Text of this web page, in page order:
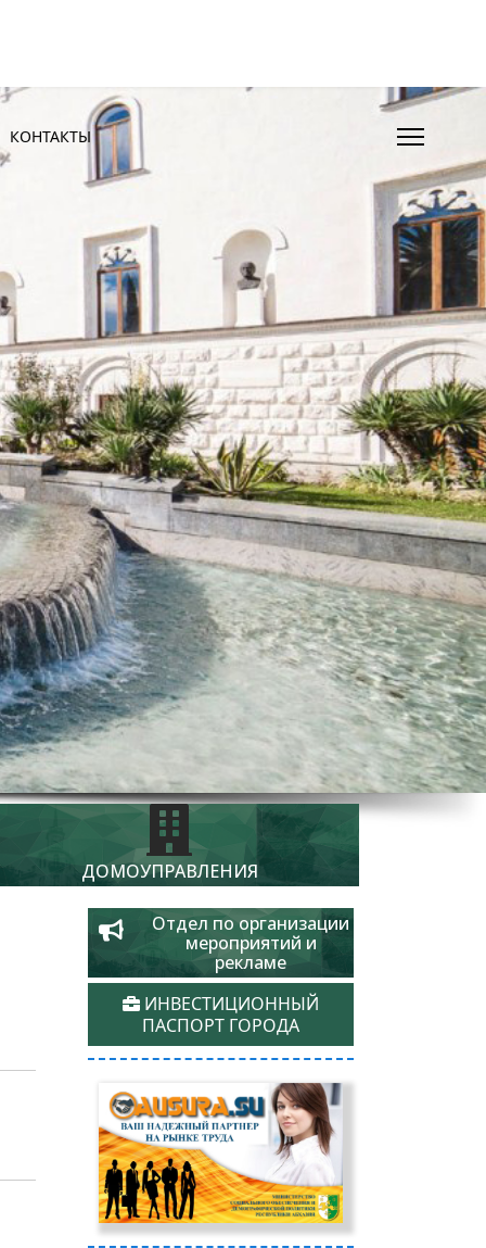
КОНТАКТЫ
ДОМОУПРАВЛЕНИЯ
Отдел по организации
мероприятий и
рекламе
ИНВЕСТИЦИОННЫЙ
ПАСПОРТ ГОРОДА